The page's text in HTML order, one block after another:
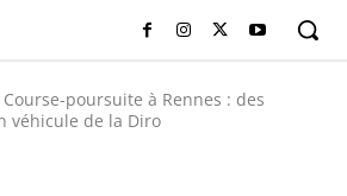
Course-poursuite à Rennes : des
véhicule de la Diro